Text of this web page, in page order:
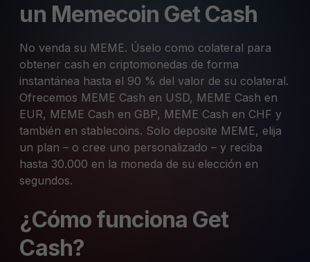
un Memecoin Get Cash
No venda su MEME. Úselo como colateral para
obtener cash en criptomonedas de forma
instantánea hasta el 90 % del valor de su colateral.
Ofrecemos MEME Cash en USD, MEME Cash en
EUR, MEME Cash en GBP, MEME Cash en CHF y
también en stablecoins. Solo deposite MEME, elija
un plan – o cree uno personalizado – y reciba
hasta 30.000 en la moneda de su elección en
segundos.
¿Cómo funciona Get
Cash?